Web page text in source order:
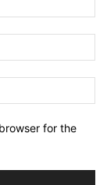
for the